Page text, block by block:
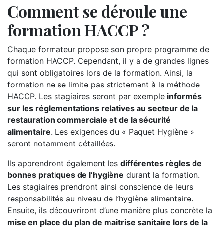
Comment se déroule une
formation HACCP ?
Chaque formateur propose son propre programme de
formation HACCP. Cependant, il y a de grandes lignes
qui sont obligatoires lors de la formation. Ainsi, la
formation ne se limite pas strictement à la méthode
HACCP. Les stagiaires seront par exemple informés
sur les réglementations relatives au secteur de la
restauration commerciale et de la sécurité
alimentaire. Les exigences du « Paquet Hygiène »
seront notamment détaillées.
Ils apprendront également les différentes règles de
bonnes pratiques de l’hygiène durant la formation.
Les stagiaires prendront ainsi conscience de leurs
responsabilités au niveau de l’hygiène alimentaire.
Ensuite, ils découvriront d’une manière plus concrète la
mise en place du plan de maitrise sanitaire lors de la